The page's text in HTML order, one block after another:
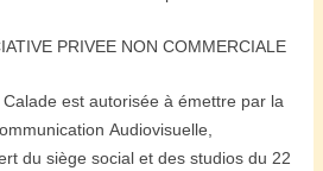
PRIVEE NON COMMERCIALE
est autorisée à émettre par la
Audiovisuelle,
du siège social et des studios du 22